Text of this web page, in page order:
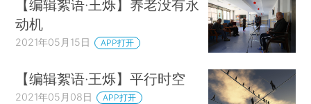
【编辑絮语·王烁】养老没有永
动机
2021年05月15日 APP打开
【编辑絮语·王烁】平行时空
2021年05月08日 APP打开